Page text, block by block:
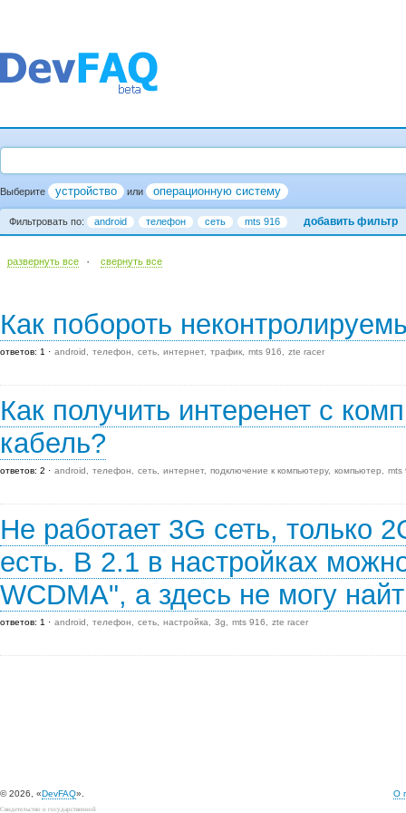
Выберите устройство или операционную систему
Фильтровать по: android телефон сеть mts 916 добавить фильтр
развернуть все · cвернуть все
Как побороть
ответов: 1 android телефон сеть интернет трафик mts 916 zte racer
Как получить интеренет с
кабель?
ответов: 2 android телефон сеть интернет подключение к компьютеру компьютер mts
Не работает 3G сеть, только
есть. В 2.1 в настройках
WCDMA", а здесь не могу
ответов: 1 android телефон сеть настройка 3g mts 916 zte racer
© 2026, «DevFAQ». О
Свидетельство о государственной